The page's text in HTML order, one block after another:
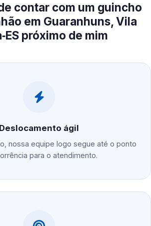
contar com um guincho
em Guaranhuns, Vila
próximo de mim
Deslocamento ágil
nossa equipe logo segue até o ponto
para o atendimento.